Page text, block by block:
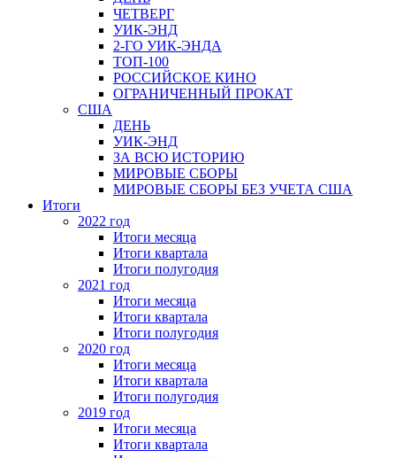
ЧЕТВЕРГ
УИК-ЭНД
2-ГО УИК-ЭНДА
ТОП-100
РОССИЙСКОЕ КИНО
ОГРАНИЧЕННЫЙ ПРОКАТ
США
ДЕНЬ
УИК-ЭНД
ЗА ВСЮ ИСТОРИЮ
МИРОВЫЕ СБОРЫ
МИРОВЫЕ СБОРЫ БЕЗ УЧЕТА США
Итоги
2022 год
Итоги месяца
Итоги квартала
Итоги полугодия
2021 год
Итоги месяца
Итоги квартала
Итоги полугодия
2020 год
Итоги месяца
Итоги квартала
Итоги полугодия
2019 год
Итоги месяца
Итоги квартала